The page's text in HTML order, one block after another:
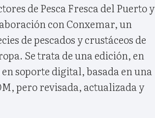
de Pesca Fresca del Puerto y
con Conxemar, un
de pescados y crustáceos de
Se trata de una edición, en
soporte digital, basada en una
pero revisada, actualizada y